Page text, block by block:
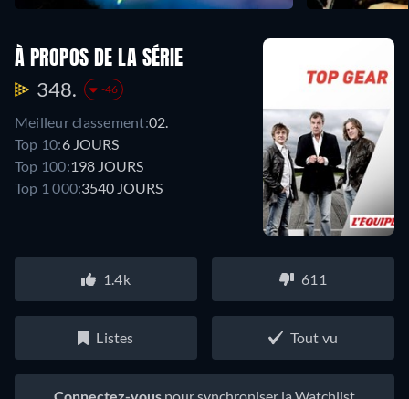
À PROPOS DE LA SÉRIE
348. -46
Meilleur classement:02.
Top 10:6 JOURS
Top 100:198 JOURS
Top 1 000:3540 JOURS
1.4k 611
Listes Tout vu
Connectez-vous pour synchroniser la Watchlist